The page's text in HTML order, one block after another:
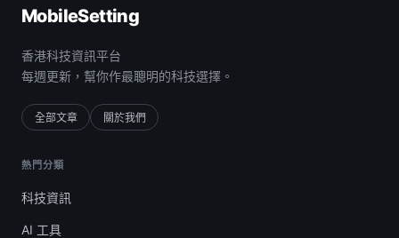
MobileSetting
香港科技資訊平台
每週更新，幫你作最聰明的科技選擇。
全部文章 關於我們
熱門分類
科技資訊
AI 工具